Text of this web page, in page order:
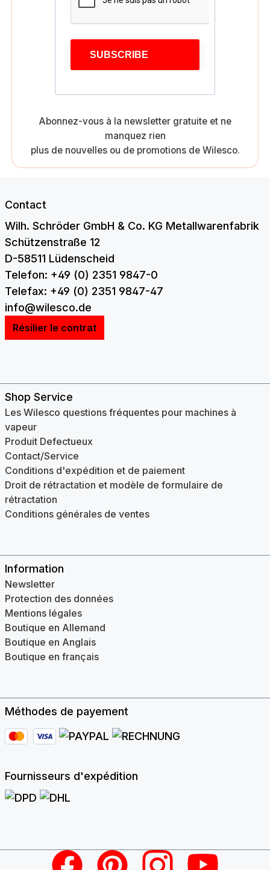
SUBSCRIBE
Abonnez-vous à la newsletter gratuite et ne
manquez rien
plus de nouvelles ou de promotions de Wilesco.
Contact
Wilh. Schröder GmbH & Co. KG Metallwarenfabrik
Schützenstraße 12
D-58511 Lüdenscheid
Telefon: +49 (0) 2351 9847-0
Telefax: +49 (0) 2351 9847-47
info@wilesco.de
Résilier le contrat
Shop Service
Les Wilesco questions fréquentes pour machines à
vapeur
Produit Defectueux
Contact/Service
Conditions d'expédition et de paiement
Droit de rétractation et modèle de formulaire de
rétractation
Conditions générales de ventes
Information
Newsletter
Protection des données
Mentions légales
Boutique en Allemand
Boutique en Anglais
Boutique en français
Méthodes de payement
Fournisseurs d'expédition